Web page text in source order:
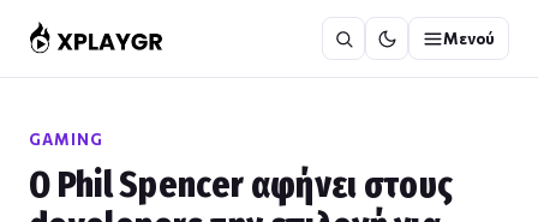
στο
περιεχόμενο
Μενού
GAMING
Ο Phil Spencer αφήνει στους